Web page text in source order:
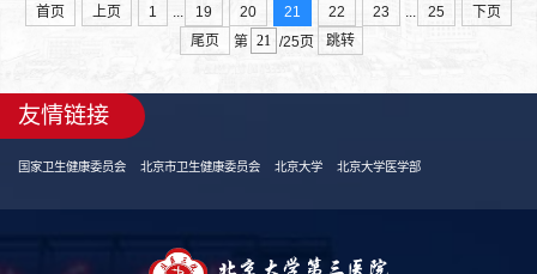
弟 色珍是一名一岁十个月的小女孩，
来自拉萨郊区，因患肺炎，在做进一
首页 上页 1 19 20 21 22 23 25
下页
尾页
第 /25页 跳转
友情链接
国家卫生健康委员会 北京市卫生健康委员会 北京大学 北京大学医学部